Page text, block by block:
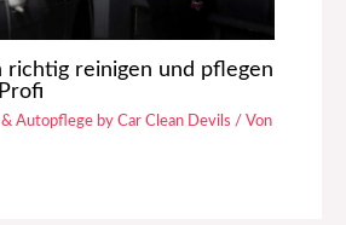
richtig reinigen und pflegen
Autopflege by Car Clean Devils / Von